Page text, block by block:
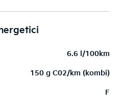
6.6 l/100km
150 g C02/km (kombi)
F